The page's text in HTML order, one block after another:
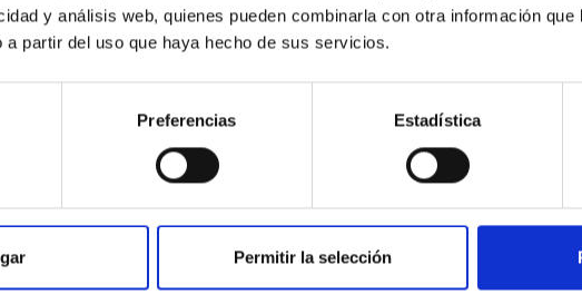
y análisis web, quienes pueden combinarla con otra información que
a partir del uso que haya hecho de sus servicios.
Preferencias Estadística
Permitir la selección